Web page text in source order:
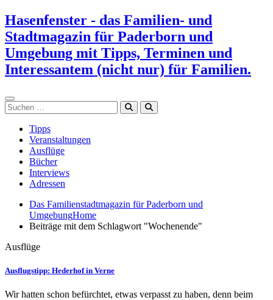
Zum
Inhalt
springen
Hasenfenster - das Familien- und
Stadtmagazin für Paderborn und
Umgebung mit Tipps, Terminen und
Interessantem (nicht nur) für Familien.
Suchen
Tipps
Veranstaltungen
Ausflüge
Bücher
Interviews
Adressen
Das Familienstadtmagazin für Paderborn und
UmgebungHome
Beiträge mit dem Schlagwort "Wochenende"
Ausflüge
Ausflugstipp: Hederhof in Verne
Wir hatten schon befürchtet, etwas verpasst zu haben, denn beim